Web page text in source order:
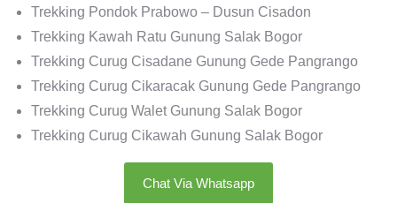
Trekking Pondok Prabowo – Dusun Cisadon
Trekking Kawah Ratu Gunung Salak Bogor
Trekking Curug Cisadane Gunung Gede Pangrango
Trekking Curug Cikaracak Gunung Gede Pangrango
Trekking Curug Walet Gunung Salak Bogor
Trekking Curug Cikawah Gunung Salak Bogor
Chat Via Whatsapp